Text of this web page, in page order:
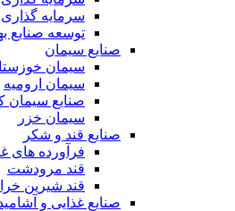
سرمایه
توسعه‌ صنایع‌
صنایع سیمان
سیمان
سیمان ارومیه
صنایع سیمان
سیمان خزر
صنایع قند و شکر
فرآورده های
قند مرودشت
قند شیرین
صنایع غذايی و